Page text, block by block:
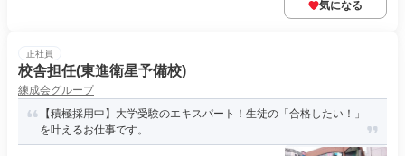
気になる
正社員
校舎担任(東進衛星予備校)
練成会グループ
【積極採用中】大学受験のエキスパート！生徒の「合格したい！」
を叶えるお仕事です。